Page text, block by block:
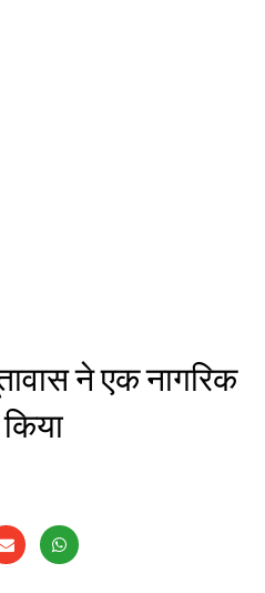
ने एक नागरिक